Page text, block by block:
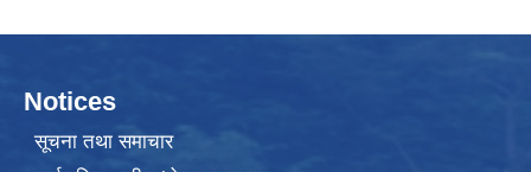
Notices
सूचना तथा समाचार